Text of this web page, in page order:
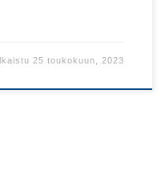
25 toukokuun, 2023